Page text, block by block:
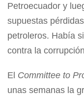
Petroecuador y
supuestas
petroleros. Había
contra la
El Committee to
unas semanas la